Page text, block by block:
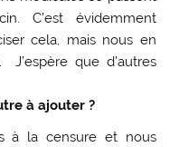
C’est évidemment
cela, mais nous en
que d’autres
à ajouter ?
à la censure et nous